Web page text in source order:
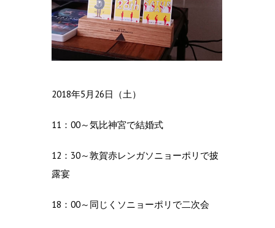
2018年5月26日（土）
11：00～気比神宮で結婚式
12：30～敦賀赤レンガソニョーポリで披
露宴
18：00～同じくソニョーポリで二次会